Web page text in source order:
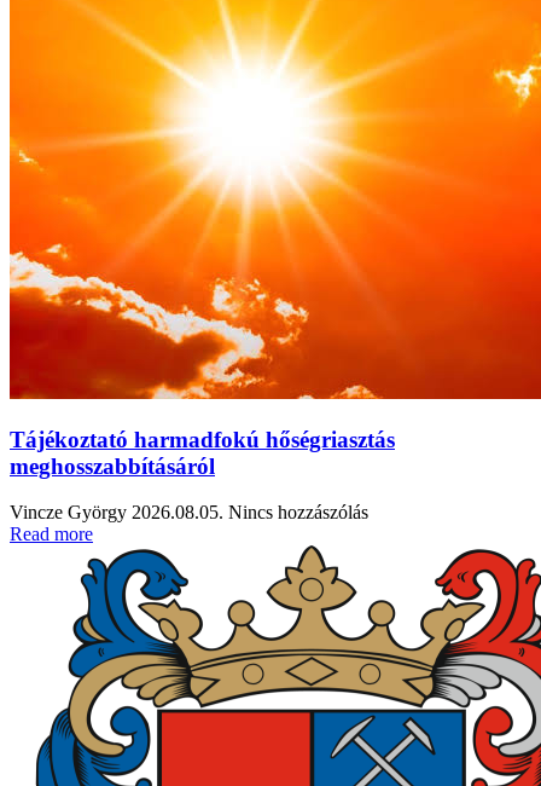
Tájékoztató harmadfokú hőségriasztás
meghosszabbításáról
Vincze György 2026.08.05. Nincs hozzászólás
Read more